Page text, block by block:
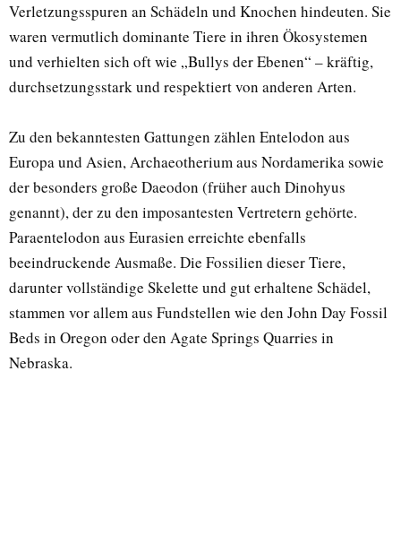
Verletzungsspuren an Schädeln und Knochen hindeuten. Sie
waren vermutlich dominante Tiere in ihren Ökosystemen
und verhielten sich oft wie „Bullys der Ebenen“ – kräftig,
durchsetzungsstark und respektiert von anderen Arten.
Zu den bekanntesten Gattungen zählen Entelodon aus
Europa und Asien, Archaeotherium aus Nordamerika sowie
der besonders große Daeodon (früher auch Dinohyus
genannt), der zu den imposantesten Vertretern gehörte.
Paraentelodon aus Eurasien erreichte ebenfalls
beeindruckende Ausmaße. Die Fossilien dieser Tiere,
darunter vollständige Skelette und gut erhaltene Schädel,
stammen vor allem aus Fundstellen wie den John Day Fossil
Beds in Oregon oder den Agate Springs Quarries in
Nebraska.